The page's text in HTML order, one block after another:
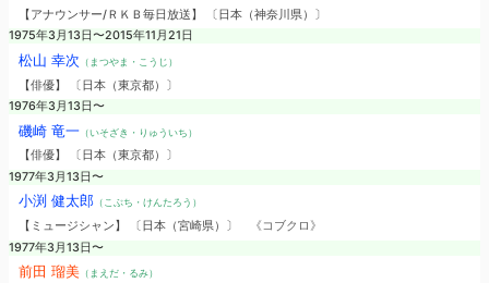
【アナウンサー/ＲＫＢ毎日放送】 〔日本（神奈川県）〕
1975年3月13日〜2015年11月21日
松山 幸次 （まつやま・こうじ）
【俳優】 〔日本（東京都）〕
1976年3月13日〜
磯崎 竜一（いそざき・りゅういち）
【俳優】 〔日本（東京都）〕
1977年3月13日〜
小渕 健太郎（こぶち・けんたろう）
【ミュージシャン】 〔日本（宮崎県）〕
《コブクロ》
1977年3月13日〜
前田 瑠美（まえだ・るみ）